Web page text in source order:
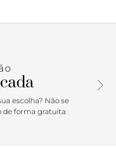
do modelo. O
contrasta com a
Com salto de 100 mm,
escolha? Não se
de forma gratuita